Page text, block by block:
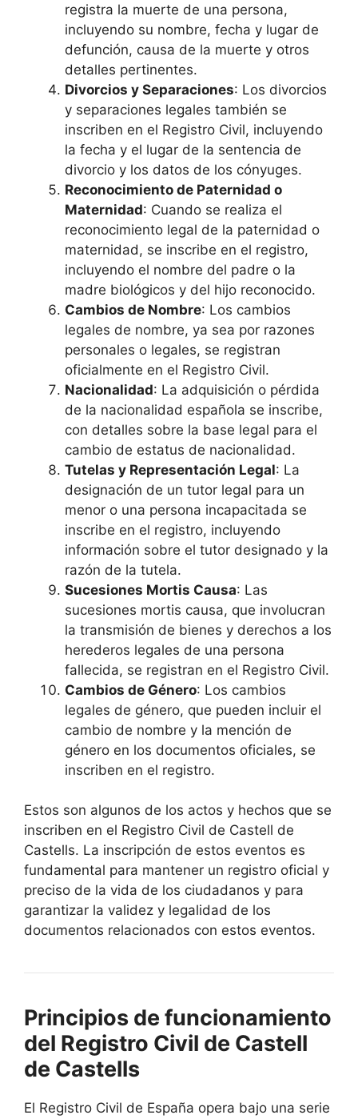
registra la muerte de una persona,
incluyendo su nombre, fecha y lugar de
defunción, causa de la muerte y otros
detalles pertinentes.
Divorcios y Separaciones: Los divorcios
y separaciones legales también se
inscriben en el Registro Civil, incluyendo
la fecha y el lugar de la sentencia de
divorcio y los datos de los cónyuges.
Reconocimiento de Paternidad o
Maternidad: Cuando se realiza el
reconocimiento legal de la paternidad o
maternidad, se inscribe en el registro,
incluyendo el nombre del padre o la
madre biológicos y del hijo reconocido.
Cambios de Nombre: Los cambios
legales de nombre, ya sea por razones
personales o legales, se registran
oficialmente en el Registro Civil.
Nacionalidad: La adquisición o pérdida
de la nacionalidad española se inscribe,
con detalles sobre la base legal para el
cambio de estatus de nacionalidad.
Tutelas y Representación Legal: La
designación de un tutor legal para un
menor o una persona incapacitada se
inscribe en el registro, incluyendo
información sobre el tutor designado y la
razón de la tutela.
Sucesiones Mortis Causa: Las
sucesiones mortis causa, que involucran
la transmisión de bienes y derechos a los
herederos legales de una persona
fallecida, se registran en el Registro Civil.
Cambios de Género: Los cambios
legales de género, que pueden incluir el
cambio de nombre y la mención de
género en los documentos oficiales, se
inscriben en el registro.
Estos son algunos de los actos y hechos que se
inscriben en el Registro Civil de Castell de
Castells. La inscripción de estos eventos es
fundamental para mantener un registro oficial y
preciso de la vida de los ciudadanos y para
garantizar la validez y legalidad de los
documentos relacionados con estos eventos.
Principios de funcionamiento
del Registro Civil de Castell
de Castells
El Registro Civil de España opera bajo una serie